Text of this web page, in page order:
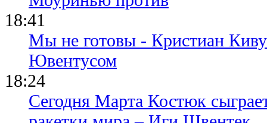
18:41
Мы не готовы - Кристиан
Ювентусом
18:24
Сегодня Марта Костюк